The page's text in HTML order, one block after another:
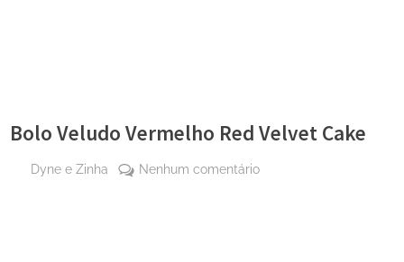
Bolo Veludo Vermelho Red Velvet Cake
By
Dyne e Zinha Nenhum comentárioem